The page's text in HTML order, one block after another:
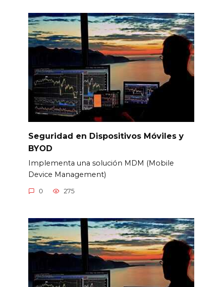
Seguridad en Dispositivos Móviles y
BYOD
Implementa una solución MDM (Mobile
Device Management)
0 275